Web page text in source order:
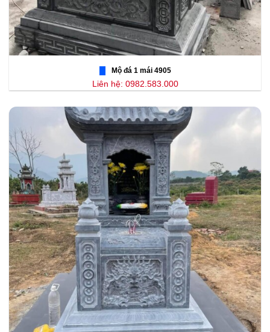
Mộ đá 1 mái 4905
Liên hệ: 0982.583.000